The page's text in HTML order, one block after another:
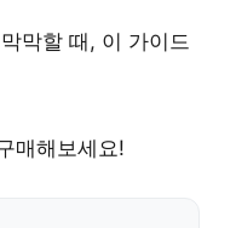
막할 때, 이 가이드
매해보세요!